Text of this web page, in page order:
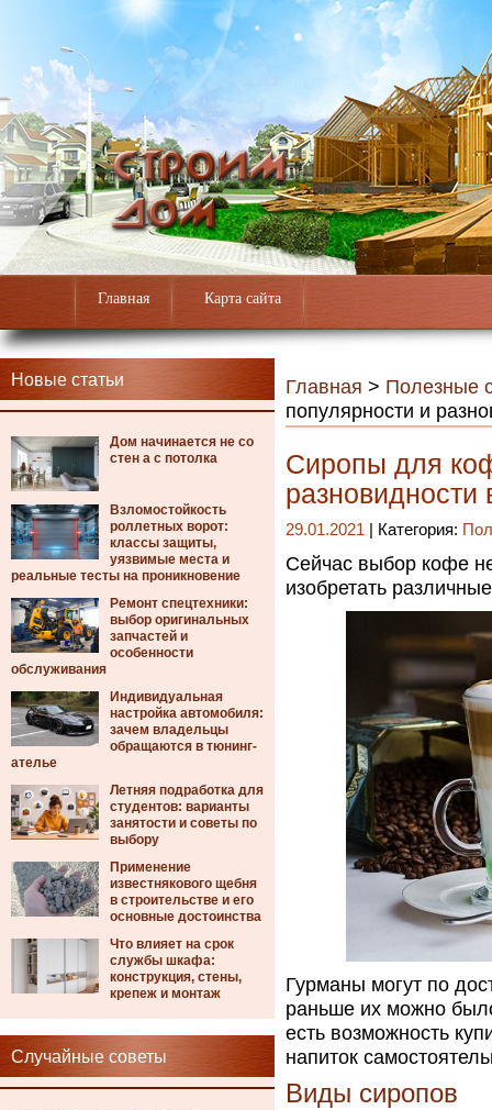
Главная Карта сайта
Новые статьи
Дом начинается не со
стен а с потолка
Взломостойкость
роллетных ворот:
классы защиты,
уязвимые места и
реальные тесты на проникновение
Ремонт спецтехники:
выбор оригинальных
запчастей и
особенности
обслуживания
Индивидуальная
настройка автомобиля:
зачем владельцы
обращаются в тюнинг-
ателье
Летняя подработка для
студентов: варианты
занятости и советы по
выбору
Применение
известнякового щебня
в строительстве и его
основные достоинства
Что влияет на срок
службы шкафа:
конструкция, стены,
крепеж и монтаж
Случайные советы
Главная > Полезные
популярности и
Сиропы для
разновидности
29.01.2021 | Категория:
Сейчас выбор кофе
изобретать
Гурманы могут по
раньше их можно
есть возможность
напиток
Виды сиропов